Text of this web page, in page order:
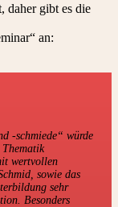
daher gibt es die
an:
-schmiede“ würde
wertvollen
sowie das
sehr
Besonders